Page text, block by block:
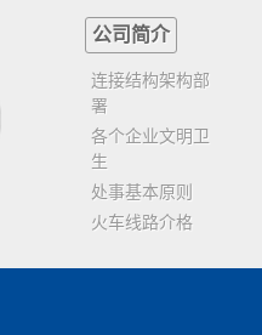
公司简介
连接结构架构部
署
各个企业文明卫
生
处事基本原则
火车线路介格